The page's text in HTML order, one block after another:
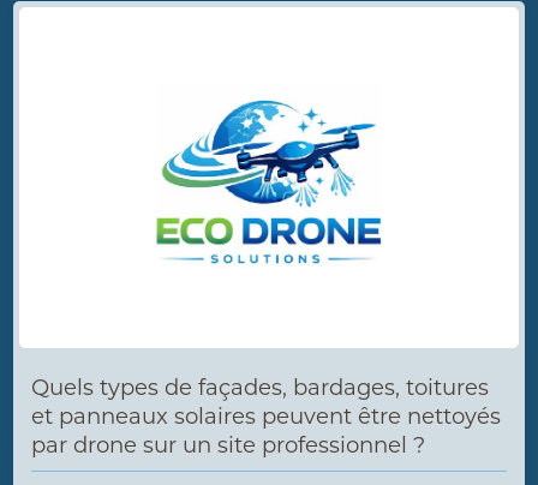
Quels types de façades, bardages, toitures
et panneaux solaires peuvent être nettoyés
par drone sur un site professionnel ?